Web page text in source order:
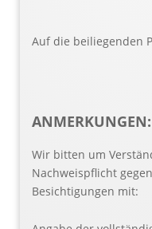
Auf die beiliegenden
ANMERKUNGEN:
Wir bitten um
Nachweispflicht
Besichtigungen mit: